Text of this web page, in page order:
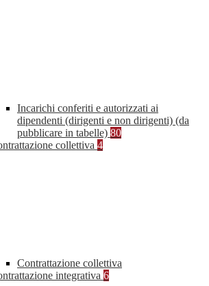
Incarichi conferiti e autorizzati ai
dipendenti (dirigenti e non dirigenti) (da
pubblicare in tabelle) 80
collettiva 4
Contrattazione collettiva
integrativa 6